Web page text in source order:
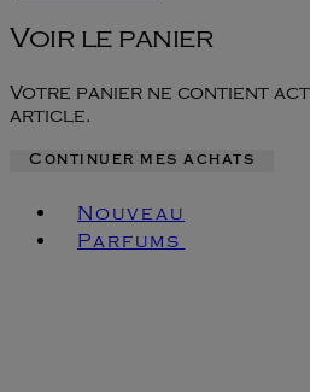
Voir le panier
Votre panier ne contient
article.
Continuer mes achats
Nouveau
Parfums